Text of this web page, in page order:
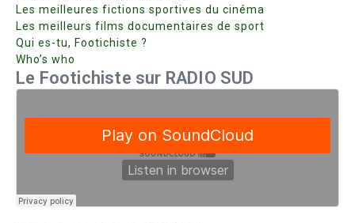
Les meilleures fictions sportives du cinéma
Les meilleurs films documentaires de sport
Qui es-tu, Footichiste ?
Who’s who
Le Footichiste sur RADIO SUD